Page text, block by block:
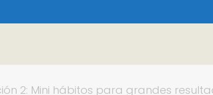
2: Mini hábitos para grandes